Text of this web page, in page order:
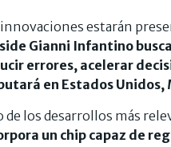
innovaciones estarán
Gianni Infantino
errores, acelerar
en Estados Unidos,
de los desarrollos más
un chip capaz de